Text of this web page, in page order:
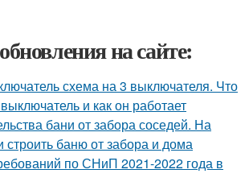
на сайте:
схема на 3 выключателя. Что
и как он работает
бани от забора соседей. На
строить баню от забора и дома
по СНиП 2021-2022 года в